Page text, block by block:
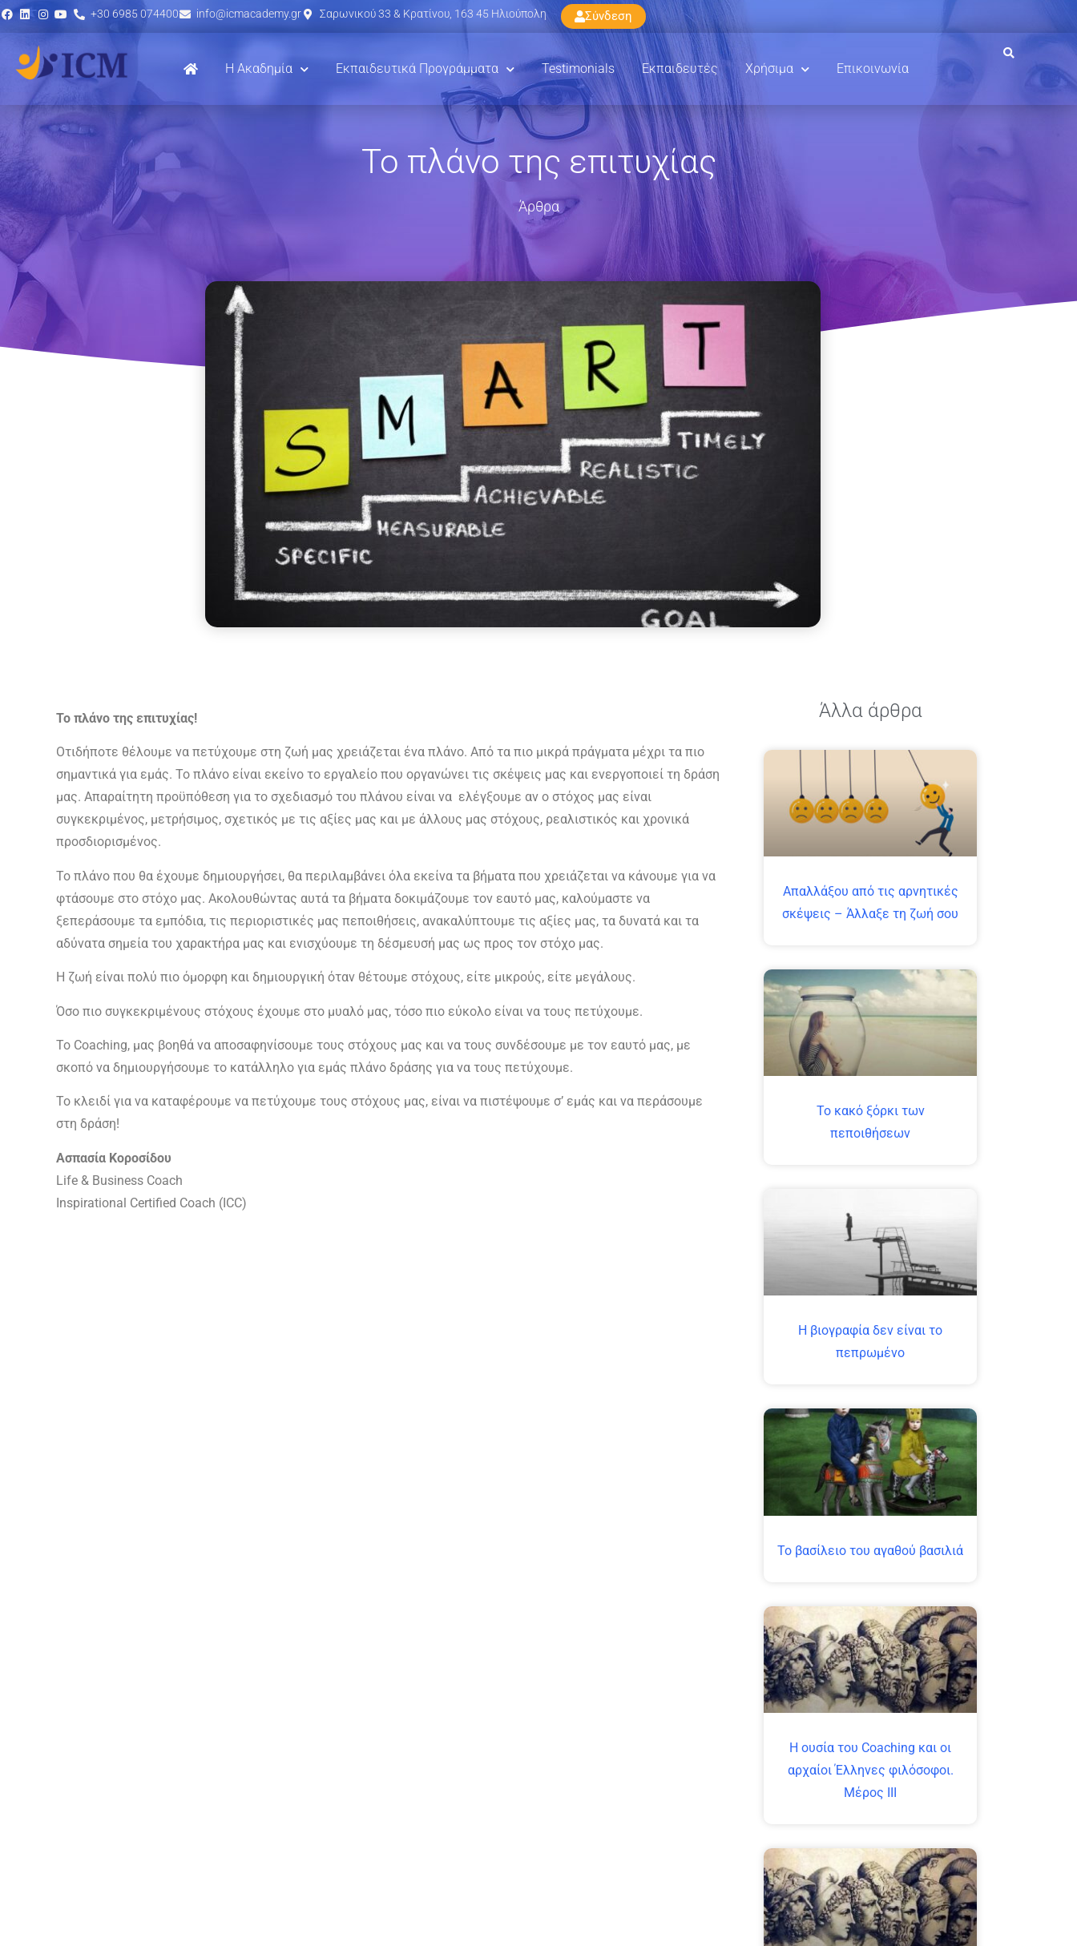
+30 6985 074400 info@icmacademy.gr Σαρωνικού 33 & Κρατίνου, 163 45 Ηλιούπολη Σύνδεση
Η Ακαδημία Εκπαιδευτικά Προγράμματα Testimonials Εκπαιδευτές Χρήσιμα Επικοινωνία
Το πλάνο της επιτυχίας
Άρθρα
Το πλάνο της επιτυχίας!
Οτιδήποτε θέλουμε να πετύχουμε στη ζωή μας χρειάζεται ένα πλάνο. Από τα πιο μικρά πράγματα μέχρι τα πιο
σημαντικά για εμάς. Το πλάνο είναι εκείνο το εργαλείο που οργανώνει τις σκέψεις μας και ενεργοποιεί τη δράση
μας. Απαραίτητη προϋπόθεση για το σχεδιασμό του πλάνου είναι να ελέγξουμε αν ο στόχος μας είναι
συγκεκριμένος, μετρήσιμος, σχετικός με τις αξίες μας και με άλλους μας στόχους, ρεαλιστικός και χρονικά
προσδιορισμένος.
Το πλάνο που θα έχουμε δημιουργήσει, θα περιλαμβάνει όλα εκείνα τα βήματα που χρειάζεται να κάνουμε για να
φτάσουμε στο στόχο μας. Ακολουθώντας αυτά τα βήματα δοκιμάζουμε τον εαυτό μας, καλούμαστε να
ξεπεράσουμε τα εμπόδια, τις περιοριστικές μας πεποιθήσεις, ανακαλύπτουμε τις αξίες μας, τα δυνατά και τα
αδύνατα σημεία του χαρακτήρα μας και ενισχύουμε τη δέσμευσή μας ως προς τον στόχο μας.
Η ζωή είναι πολύ πιο όμορφη και δημιουργική όταν θέτουμε στόχους, είτε μικρούς, είτε μεγάλους.
Όσο πιο συγκεκριμένους στόχους έχουμε στο μυαλό μας, τόσο πιο εύκολο είναι να τους πετύχουμε.
Το Coaching, μας βοηθά να αποσαφηνίσουμε τους στόχους μας και να τους συνδέσουμε με τον εαυτό μας, με
σκοπό να δημιουργήσουμε το κατάλληλο για εμάς πλάνο δράσης για να τους πετύχουμε.
Το κλειδί για να καταφέρουμε να πετύχουμε τους στόχους μας, είναι να πιστέψουμε σ’ εμάς και να περάσουμε
στη δράση!
Ασπασία Κοροσίδου
Life & Business Coach
Inspirational Certified Coach (ICC)
Άλλα άρθρα
Απαλλάξου από τις αρνητικές
σκέψεις – Άλλαξε τη ζωή σου
Το κακό ξόρκι των
πεποιθήσεων
H βιογραφία δεν είναι το
πεπρωμένο
Το βασίλειο του αγαθού βασιλιά
Η ουσία του Coaching και οι
αρχαίοι Έλληνες φιλόσοφοι.
Μέρος ΙΙΙ